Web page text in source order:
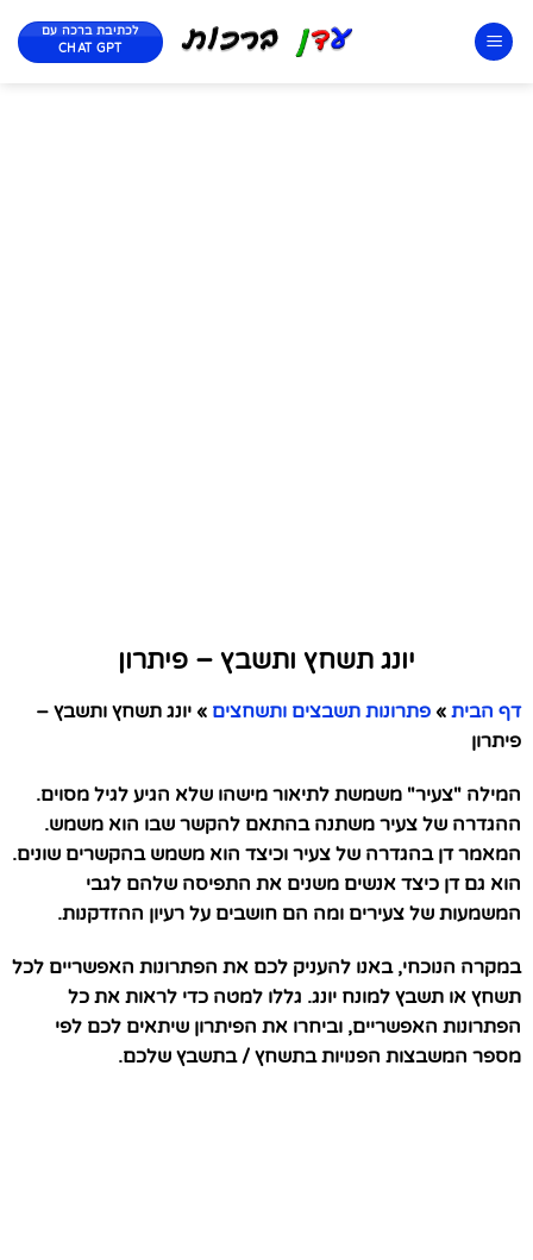
לכתיבת ברכה עם
CHAT GPT
יונג תשחץ ותשבץ – פיתרון
דף הבית » פתרונות תשבצים ותשחצים » יונג תשחץ ותשבץ –
פיתרון
המילה "צעיר" משמשת לתיאור מישהו שלא הגיע לגיל מסוים.
ההגדרה של צעיר משתנה בהתאם להקשר שבו הוא משמש.
המאמר דן בהגדרה של צעיר וכיצד הוא משמש בהקשרים שונים.
הוא גם דן כיצד אנשים משנים את התפיסה שלהם לגבי
המשמעות של צעירים ומה הם חושבים על רעיון ההזדקנות.
במקרה הנוכחי, באנו להעניק לכם את הפתרונות האפשריים לכל
תשחץ או תשבץ למונח יונג. גללו למטה כדי לראות את כל
הפתרונות האפשריים, וביחרו את הפיתרון שיתאים לכם לפי
מספר המשבצות הפנויות בתשחץ / בתשבץ שלכם.